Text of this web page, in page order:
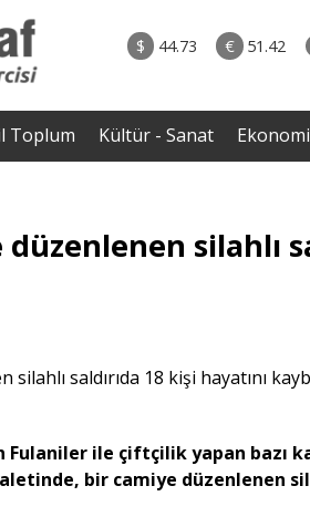
$ 44.73 € 51.42
Arabistan imzayı attı!
Anlaşması yürürlüğe girdi
Toplum Kültür - Sanat Ekonomi
silahlı
Fulaniler ile çiftçilik yapan bazı
bir camiye düzenlenen